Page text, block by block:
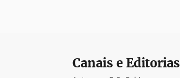
Canais e Editorias